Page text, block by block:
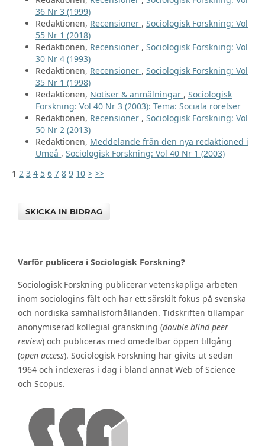
36 Nr 3 (1999)
Redaktionen, Recensioner , Sociologisk Forskning: Vol
55 Nr 1 (2018)
Redaktionen, Recensioner , Sociologisk Forskning: Vol
30 Nr 4 (1993)
Redaktionen, Recensioner , Sociologisk Forskning: Vol
35 Nr 1 (1998)
Redaktionen, Notiser & anmälningar , Sociologisk
Forskning: Vol 40 Nr 3 (2003): Tema: Sociala rörelser
Redaktionen, Recensioner , Sociologisk Forskning: Vol
50 Nr 2 (2013)
Redaktionen, Meddelande från den nya redaktioned i
Umeå , Sociologisk Forskning: Vol 40 Nr 1 (2003)
1 2 3 4 5 6 7 8 9 10 > >>
SKICKA IN BIDRAG
Varför publicera i Sociologisk Forskning?
Sociologisk Forskning publicerar vetenskapliga arbeten
inom sociologins fält och har ett särskilt fokus på svenska
och nordiska samhällsförhållanden. Tidskriften tillämpar
anonymiserad kollegial granskning (double blind peer
review) och publiceras med omedelbar öppen tillgång
(open access). Sociologisk Forskning har givits ut sedan
1964 och indexeras i dag i bland annat Web of Science
och Scopus.